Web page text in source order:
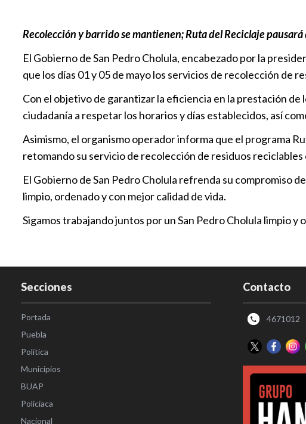
Recolección y barrido se mantienen; Ruta del Reciclaje
El Gobierno de San Pedro Cholula, encabezado por la
que los días 01 y 05 de mayo los servicios de recolección de
Con el objetivo de garantizar la eficiencia en la prestación
ciudadanía a respetar los horarios y días establecidos, así
Asimismo, el organismo operador informa que el programa
retomando su servicio de recolección de residuos
El Gobierno de San Pedro Cholula refrenda su compromiso
limpio, ordenado y con mejor calidad de vida.
Sigamos trabajando juntos por un San Pedro Cholula limpio y
Secciones
Portada
Puebla
Política
Municipios
BUAP
Policiaca
Nacional
Contacto
4671012